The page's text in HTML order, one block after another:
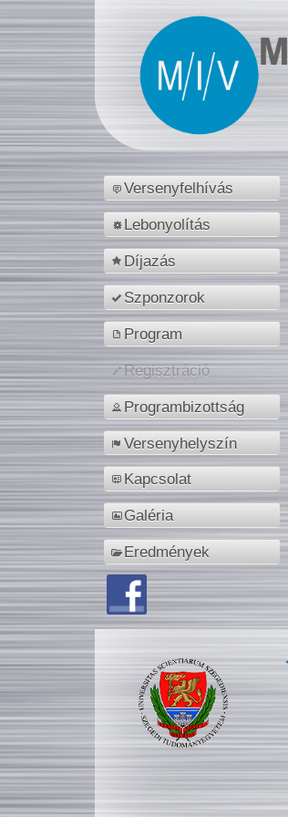
Versenyfelhívás
Lebonyolítás
Díjazás
Szponzorok
Program
Regisztráció
Programbizottság
Versenyhelyszín
Kapcsolat
Galéria
Eredmények